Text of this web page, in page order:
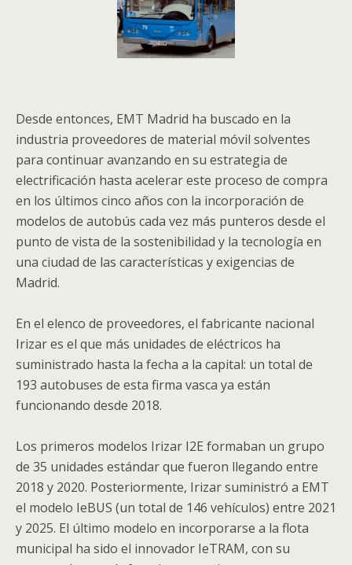
Desde entonces, EMT Madrid ha buscado en la
industria proveedores de material móvil solventes
para continuar avanzando en su estrategia de
electrificación hasta acelerar este proceso de compra
en los últimos cinco años con la incorporación de
modelos de autobús cada vez más punteros desde el
punto de vista de la sostenibilidad y la tecnología en
una ciudad de las características y exigencias de
Madrid.
En el elenco de proveedores, el fabricante nacional
Irizar es el que más unidades de eléctricos ha
suministrado hasta la fecha a la capital: un total de
193 autobuses de esta firma vasca ya están
funcionando desde 2018.
Los primeros modelos Irizar I2E formaban un grupo
de 35 unidades estándar que fueron llegando entre
2018 y 2020. Posteriormente, Irizar suministró a EMT
el modelo IeBUS (un total de 146 vehículos) entre 2021
y 2025. El último modelo en incorporarse a la flota
municipal ha sido el innovador IeTRAM, con su